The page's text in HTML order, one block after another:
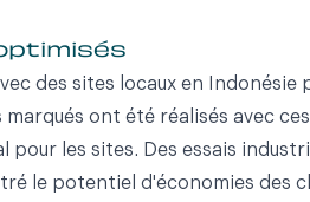
des sites locaux en Indonésie
ont été réalisés avec ces
les sites. Des essais
le potentiel d'économies des